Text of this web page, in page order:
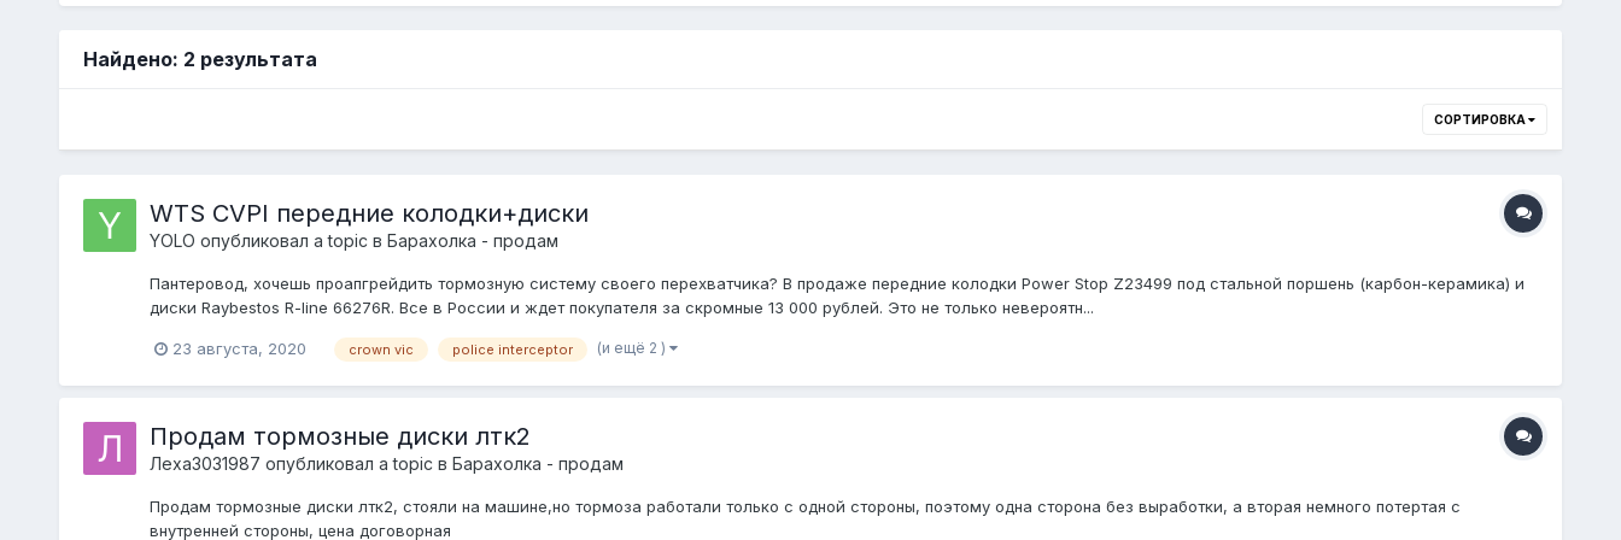
Найдено: 2 результата
СОРТИРОВКА
WTS CVPI передние колодки+диски
YOLO опубликовал a topic в Барахолка - продам
Пантеровод, хочешь проапгрейдить тормозную систему своего перехватчика? В продаже передние колодки Power Stop Z23499 под стальной поршень (карбон-керамика) и
диски Raybestos R-line 66276R. Все в России и ждет покупателя за скромные 13 000 рублей. Это не только невероятн...
23 августа, 2020 crown vic police interceptor (и ещё 2 )
Продам тормозные диски лтк2
Леха3031987 опубликовал a topic в Барахолка - продам
Продам тормозные диски лтк2, стояли на машине,но тормоза работали только с одной стороны, поэтому одна сторона без выработки, а вторая немного потертая с
внутренней стороны, цена договорная